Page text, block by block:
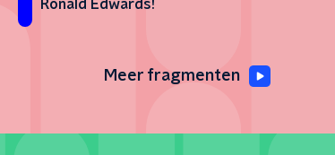
Ronald Edwards!
Meer fragmenten